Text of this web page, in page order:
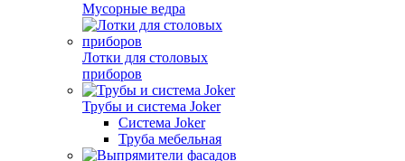
Мусорные ведра
Лотки для столовых
приборов
Трубы и система Joker
Система Joker
Труба мебельная